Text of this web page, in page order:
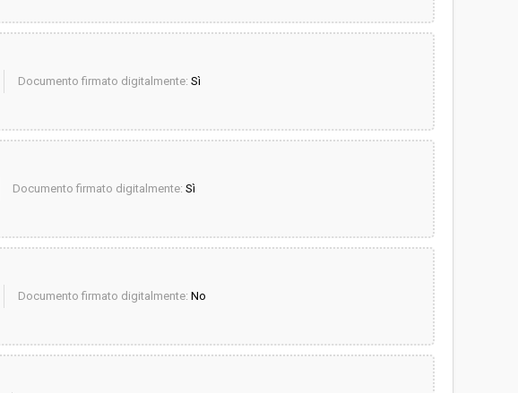
Documento firmato digitalmente: Sì
Documento firmato digitalmente: Sì
Documento firmato digitalmente: No